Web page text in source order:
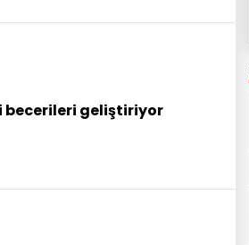
becerileri geliştiriyor